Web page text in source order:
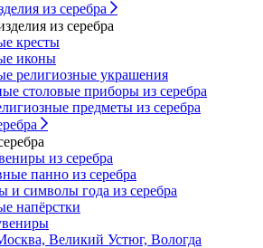
из серебра
из серебра
кресты
иконы
религиозные украшения
столовые приборы из серебра
предметы из серебра
из серебра
панно из серебра
и символы года из серебра
напёрстки
Великий Устюг, Вологда